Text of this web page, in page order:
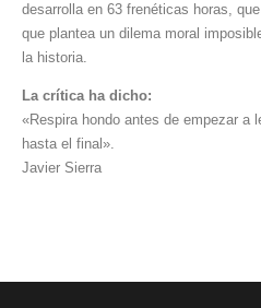
desarrolla en 63 frenéticas horas,
que plantea un dilema moral
la historia.
La crítica ha dicho:
«Respira hondo antes de empezar a
hasta el final».
Javier Sierra